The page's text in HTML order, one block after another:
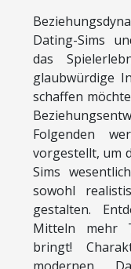
Dating-Sims
das
glaubwürdige
schaffen
Folgenden
vorgestellt, um
Sims
sowohl
gestalten.
Mitteln mehr
bringt!